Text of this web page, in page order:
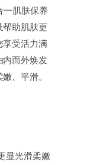
一肌肤保养
帮助肌肤更
享受活力满
内而外焕发
、平滑。
显光滑柔嫩